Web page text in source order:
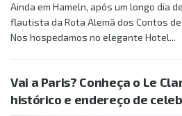
Ainda em Hameln, após um longo dia
flautista da Rota Alemã dos Contos
Nos hospedamos no elegante Hotel...
Vai a Paris? Conheça o Le
histórico e endereço de